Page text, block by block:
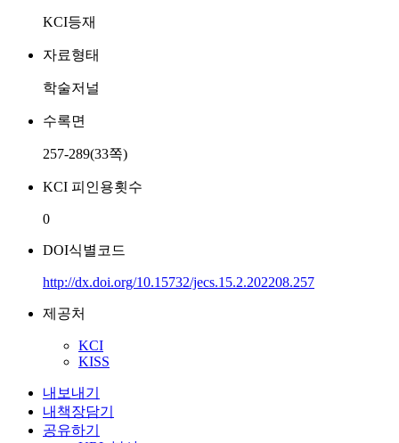
KCI등재
자료형태
학술저널
수록면
257-289(33쪽)
KCI 피인용횟수
0
DOI식별코드
http://dx.doi.org/10.15732/jecs.15.2.202208.257
제공처
KCI
KISS
내보내기
내책장담기
공유하기